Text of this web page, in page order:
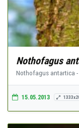
Nothofagus
Nothofagus antartica
15.05.2013